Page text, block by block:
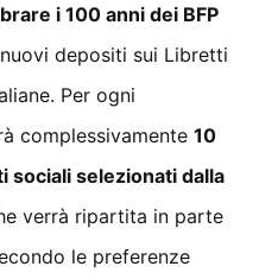
i 100 anni dei BFP
depositi sui Libretti
Per ogni
complessivamente 10
sociali selezionati dalla
verrà ripartita in parte
le preferenze